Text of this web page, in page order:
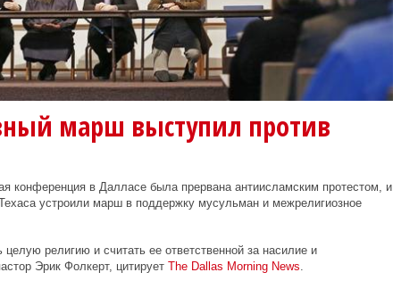
марш выступил против
конференция в Далласе была прервана антиисламским протестом, и
устроили марш в поддержку мусульман и межрелигиозное
религию и считать ее ответственной за насилие и
Эрик Фолкерт, цитирует The Dallas Morning News